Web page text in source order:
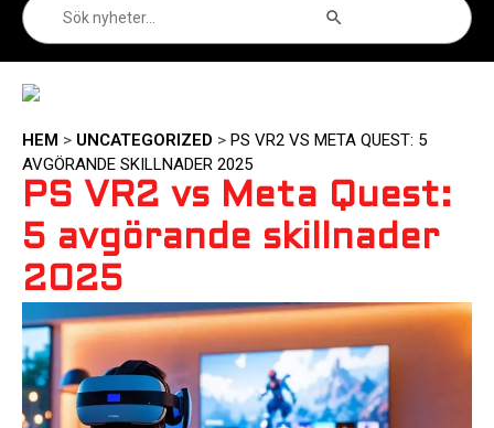
efter:
HEM > UNCATEGORIZED > PS VR2 VS META QUEST: 5
AVGÖRANDE SKILLNADER 2025
PS VR2 vs Meta Quest:
5 avgörande skillnader
2025